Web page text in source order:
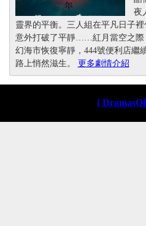
夜
靈界的平衡。三人組在平凡日子
意外打破了平靜……紅月當空之際
幻海市恢復寧靜，444號便利店繼
路上悄然滋生。 更多劇情介紹
[